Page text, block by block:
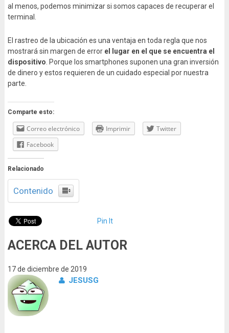
al menos, podemos minimizar si somos capaces de recuperar el
terminal.
El rastreo de la ubicación es una ventaja en toda regla que nos
mostrará sin margen de error el lugar en el que se encuentra el
dispositivo . Porque los smartphones suponen una gran inversión
de dinero y estos requieren de un cuidado especial por nuestra
parte.
Comparte esto:
Correo electrónico Imprimir
Twitter
Facebook
Relacionado
Contenido
Pin It
ACERCA DEL AUTOR
17 de diciembre de 2019
JESUSG